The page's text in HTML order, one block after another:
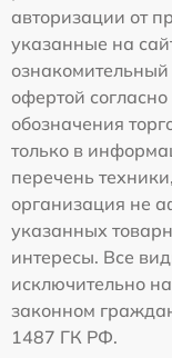
авторизации от
указанные на
офертой
обозначения
только в
перечень
организация не
указанных
интересы. Все
исключительно
законном
1487 ГК РФ.